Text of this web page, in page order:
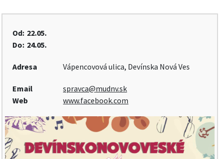
Od: 22.05.
Do: 24.05.
Adresa Vápencovová ulica, Devínska Nová Ves
Email
spravca@mudnv.sk
Web
www.facebook.com